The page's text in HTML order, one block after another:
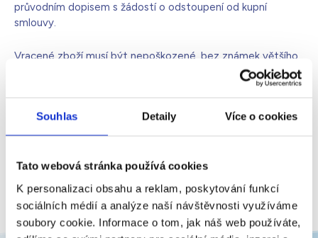
Souhlas Detaily Více o cookies
Tato webová stránka používá cookies
K personalizaci obsahu a reklam, poskytování funkcí
sociálních médií a analýze naší návštěvnosti využíváme
soubory cookie. Informace o tom, jak náš web používáte,
průvodním dopisem s žádostí o odstoupení od kupní
smlouvy.
Vracené zboží musí být nepoškozené, bez známek většího
opotřebení a zasláno včetně dárků, které byly součástí
zásilky. Zásilky zaslané na dobírku nebudou převzaty,
kontrolu přijatého zboží.
ZOBRAZIT VŠECHNY ČASTÉ DOTAZY